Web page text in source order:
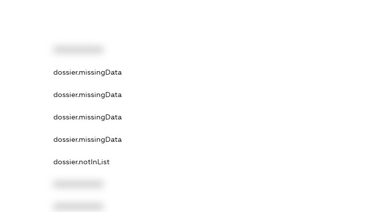
dossier.missingData
dossier.missingData
dossier.missingData
dossier.missingData
dossier.notInList